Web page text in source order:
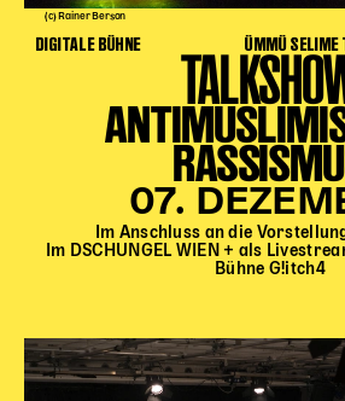
(c) Rainer Berson
DIGITALE BÜHNE ÜMMÜ
07.
Im Anschluss an die
Im DSCHUNGEL WIEN + als
Bühne G!itch4